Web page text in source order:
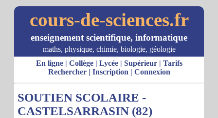
cours-de-sciences.fr
enseignement scientifique, informatique
maths, physique, chimie, biologie, géologie
En ligne| Collège| Lycée| Supérieur| Tarifs
Rechercher| Inscription | Connexion
SOUTIEN SCOLAIRE -
CASTELSARRASIN (82)